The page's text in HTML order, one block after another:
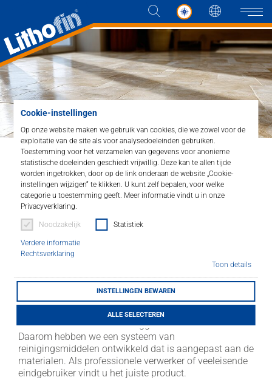
Cookie-instellingen
Op onze website maken we gebruik van cookies, die we zowel voor de
exploitatie van de site als voor analysedoeleinden gebruiken.
Toestemming voor het verzamelen van gegevens voor anonieme
statistische doeleinden geschiedt vrijwillig. Deze kan te allen tijde
worden ingetrokken, door op de link onderaan de website „Cookie-
instellingen wijzigen“ te klikken. U kunt zelf bepalen, voor welke
categorie u toestemming geeft. Meer informatie vindt u in onze
Privacyverklaring.
Noodzakelijk Statistiek
Verdere informatie
Rechtsverklaring
Toon details
INSTELLINGEN BEWAREN
ALLE SELECTEREN
Taal
Producten
Oplossingen
Nieuws en meer
Bedrijf
Contact
VERKOOPPUNTEN
LITHOFINDER
Home
Producten
Steenonderhoudssysteem
Reinigen. Beschermen.
Onderhouden.
Lithofin Steenonderhoudssysteem.
Het langdurig waardevasthouden van materialen zoals
keramiek, porseleinsteen, terracotta en cotto,
natuursteen en betonsteen liggen ons na aan het hart.
Daarom hebben we een systeem van
reinigingsmiddelen ontwikkeld dat is aangepast aan de
materialen. Als professionele verwerker of veeleisende
eindgebruiker vindt u het juiste product.